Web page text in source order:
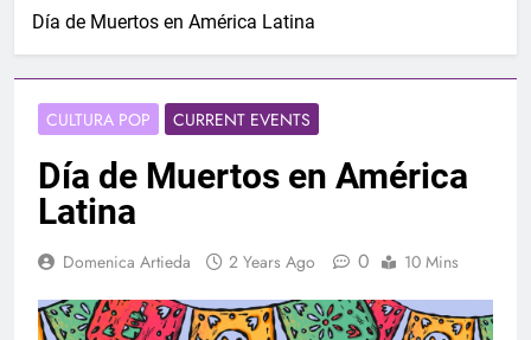
Día de Muertos en América Latina
CULTURA POP CURRENT EVENTS
Día de Muertos en América
Latina
Domenica Artieda 2 Years Ago 0 10 Mins